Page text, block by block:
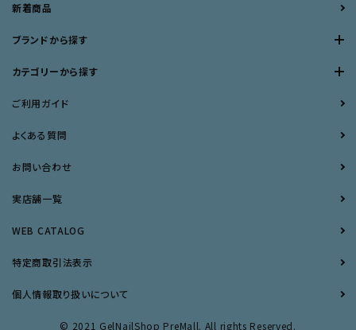
新着商品
ブランドから探す
カテゴリーから探す
ご利用ガイド
よくある質問
お問い合わせ
実店舗一覧
WEB CATALOG
特定商取引法表示
個人情報取り扱いについて
© 2021 GelNailShop PreMall. All rights Reserved.